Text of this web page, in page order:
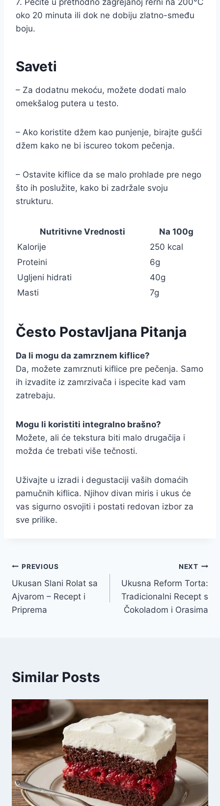
7. Pecite u prethodno zagrejanoj rerni na 200°C
oko 20 minuta ili dok ne dobiju zlatno-smeđu
boju.
Saveti
– Za dodatnu mekoću, možete dodati malo
omekšalog putera u testo.
– Ako koristite džem kao punjenje, birajte gušći
džem kako ne bi iscureo tokom pečenja.
– Ostavite kiflice da se malo prohlade pre nego
što ih poslužite, kako bi zadržale svoju
strukturu.
Nutritivne Vrednosti
Na 100g
Kalorije
250 kcal
Proteini
6g
Ugljeni hidrati
40g
Masti
7g
Često Postavljana Pitanja
Da li mogu da zamrznem kiflice?
Da, možete zamrznuti kiflice pre pečenja. Samo
ih izvadite iz zamrzivača i ispecite kad vam
zatrebaju.
Mogu li koristiti integralno brašno?
Možete, ali će tekstura biti malo drugačija i
možda će trebati više tečnosti.
Uživajte u izradi i degustaciji vaših domaćih
pamučnih kiflica. Njihov divan miris i ukus će
vas sigurno osvojiti i postati redovan izbor za
sve prilike.
Post
navigation
PREVIOUS
Ukusan Slani Rolat sa
Ajvarom – Recept i
Priprema
NEXT
Ukusna Reform Torta:
Tradicionalni Recept s
Čokoladom i Orasima
Similar Posts